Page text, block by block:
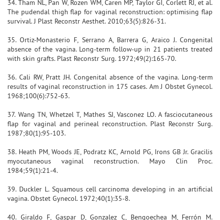
34. Tham NL, Pan W, Rozen WM, Caren MP, Taylor GI, Corlett RJ, et al.
The pudendal thigh flap for vaginal reconstruction: optimising flap
survival. J Plast Reconstr Aesthet. 2010;63(5):826-31.
35. Ortiz-Monasterio F, Serrano A, Barrera G, Araico J. Congenital
absence of the vagina. Long-term follow-up in 21 patients treated
with skin grafts. Plast Reconstr Surg. 1972;49(2):165-70.
36. Cali RW, Pratt JH. Congenital absence of the vagina. Long-term
results of vaginal reconstruction in 175 cases. Am J Obstet Gynecol.
1968;100(6):752-63.
37. Wang TN, Whetzel T, Mathes SJ, Vasconez LO. A fasciocutaneous
flap for vaginal and perineal reconstruction. Plast Reconstr Surg.
1987;80(1):95-103.
38. Heath PM, Woods JE, Podratz KC, Arnold PG, Irons GB Jr. Gracilis
myocutaneous vaginal reconstruction. Mayo Clin Proc.
1984;59(1):21-4.
39. Duckler L. Squamous cell carcinoma developing in an artificial
vagina. Obstet Gynecol. 1972;40(1):35-8.
40. Giraldo F, Gaspar D, Gonzalez C, Bengoechea M, Ferrón M.